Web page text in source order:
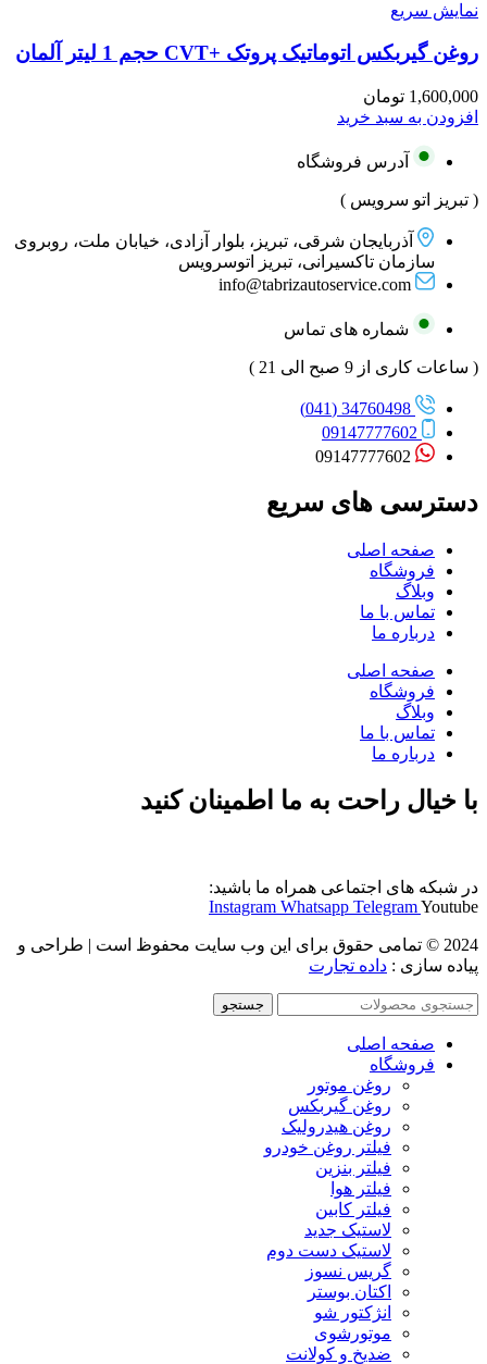
نمایش سریع
روغن گیربکس اتوماتیک پروتک +CVT حجم 1 لیتر آلمان
1,600,000 تومان
افزودن به سبد خرید
آدرس فروشگاه
( تبریز اتو سرویس )
آذربایجان شرقی، تبریز، بلوار آزادی، خیابان ملت، روبروی
سازمان تاکسیرانی، تبریز اتوسرویس
info@tabrizautoservice.com
شماره های تماس
( ساعات کاری از 9 صبح الی 21 )
34760498 (041)
09147777602
09147777602
دسترسی های سریع
صفحه اصلی
فروشگاه
وبلاگ
تماس با ما
درباره ما
صفحه اصلی
فروشگاه
وبلاگ
تماس با ما
درباره ما
با خیال راحت به ما اطمینان کنید
در شبکه های اجتماعی همراه ما باشید:
Instagram Whatsapp TelegramYoutube
2024 © تمامی حقوق برای این وب سایت محفوظ است | طراحی و
پیاده سازی : داده تجارت
جستجو
صفحه اصلی
فروشگاه
روغن موتور
روغن گیربکس
روغن هیدرولیک
فیلتر روغن خودرو
فیلتر بنزین
فیلتر هوا
فیلتر کابین
لاستیک جدید
لاستیک دست دوم
گریس نسوز
اکتان بوستر
انژکتور شو
موتورشوی
ضدیخ و کولانت